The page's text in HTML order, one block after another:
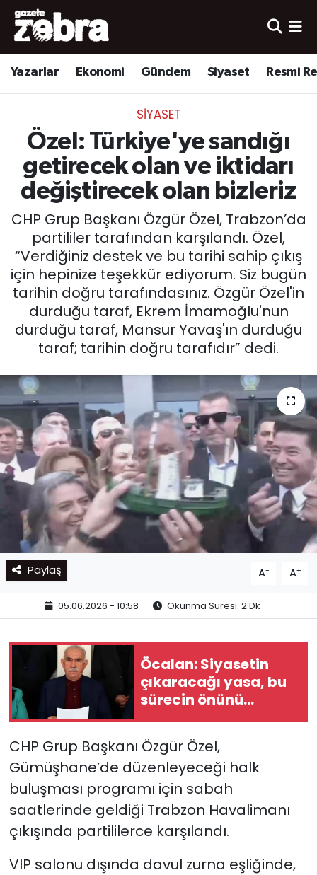
Yazarlar Ekonomi Gündem Siyaset Resmi
SIYASET
Özel: Türkiye'ye sandığı
getirecek olan ve iktidarı
değiştirecek olan bizleriz
CHP Grup Başkanı Özgür Özel, Trabzon’da
partililer tarafından karşılandı. Özel,
“Verdiğiniz destek ve bu tarihi sahip çıkış
için hepinize teşekkür ediyorum. Siz bugün
tarihin doğru tarafındasınız. Özgür Özel'in
durduğu taraf, Ekrem İmamoğlu'nun
durduğu taraf, Mansur Yavaş'ın durduğu
taraf; tarihin doğru tarafıdır” dedi.
Paylaş A- A+
05.06.2026 - 10:58 Okunma Süresi: 2 Dk
Öcalan: Siyasetin
çıkaracağı yasa, bu
sürecin önünü
açacak anahtar
niteliğindedir
CHP Grup Başkanı Özgür Özel,
Gümüşhane’de düzenleyeceği halk
buluşması programı için sabah
saatlerinde geldiği Trabzon Havalimanı
çıkışında partililerce karşılandı.
VIP salonu dışında davul zurna eşliğinde,
Yazarlar
Ekonomi
Kültür-Sanat
Yerel
Spor
Nöbetçi Eczaneler
Hava Durumu
Trafik Durumu
Süper Lig Puan Durumu ve Fikstür
Tüm Manşetler
Son Dakika Haberleri
Haber Arşivi